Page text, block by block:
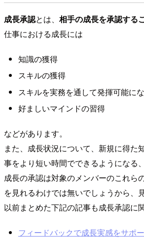
成長承認とは、 相手の成長を承認する
仕事における成長には
知識の獲得
スキルの獲得
スキルを実務を通して発揮可能に
好ましいマインドの習得
などがあります。
また、成長状況について、新規に得
事をより短い時間でできるようになる
成長の承認は対象のメンバーのこれら
を見れるわけでは無いでしょうから、
以前まとめた下記の記事も成長承認に
フィードバックで成長実感をサポ